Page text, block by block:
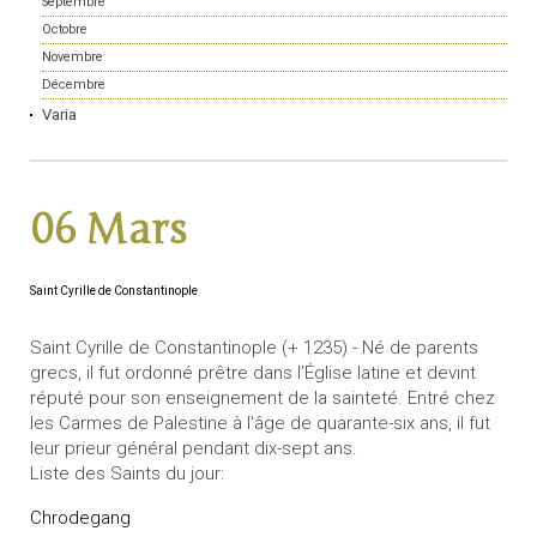
Octobre
Novembre
Décembre
Varia
06 Mars
Saint Cyrille de Constantinople
Saint Cyrille de Constantinople (+ 1235) - Né de parents
grecs, il fut ordonné prêtre dans l'Église latine et devint
réputé pour son enseignement de la sainteté. Entré chez
les Carmes de Palestine à l'âge de quarante-six ans, il fut
leur prieur général pendant dix-sept ans.
Liste des Saints du jour:
Chrodegang